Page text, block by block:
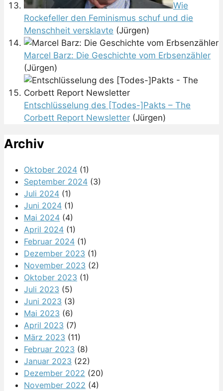
Wie
Rockefeller den Feminismus schuf und die
Menschheit versklavte (Jürgen)
Marcel Barz: Die Geschichte vom Erbsenzähler
(Jürgen)
Entschlüsselung des [Todes-]Pakts – The
Corbett Report Newsletter (Jürgen)
Archiv
Oktober 2024 (1)
September 2024 (3)
Juli 2024 (1)
Juni 2024 (1)
Mai 2024 (4)
April 2024 (1)
Februar 2024 (1)
Dezember 2023 (1)
November 2023 (2)
Oktober 2023 (1)
Juli 2023 (5)
Juni 2023 (3)
Mai 2023 (6)
April 2023 (7)
März 2023 (11)
Februar 2023 (8)
Januar 2023 (22)
Dezember 2022 (20)
November 2022 (4)